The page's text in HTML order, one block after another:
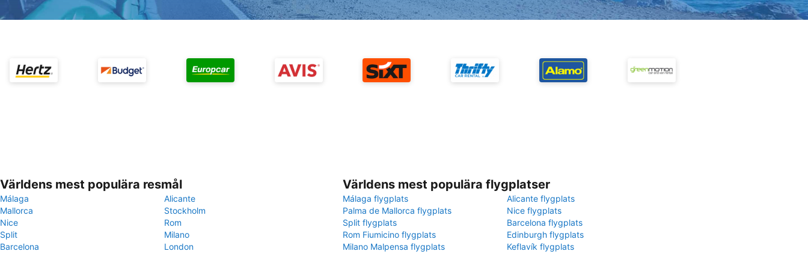
Världens mest populära resmål
Málaga
Alicante
Mallorca
Stockholm
Nice
Rom
Split
Milano
Barcelona
London
Världens mest populära flygplatser
Málaga flygplats
Alicante flygplats
Palma de Mallorca flygplats
Nice flygplats
Split flygplats
Barcelona flygplats
Rom Fiumicino flygplats
Edinburgh flygplats
Milano Malpensa flygplats
Keflavík flygplats